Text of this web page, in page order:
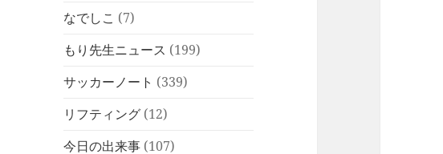
なでしこ (7)
もり先生ニュース (199)
サッカーノート (339)
リフティング (12)
今日の出来事 (107)